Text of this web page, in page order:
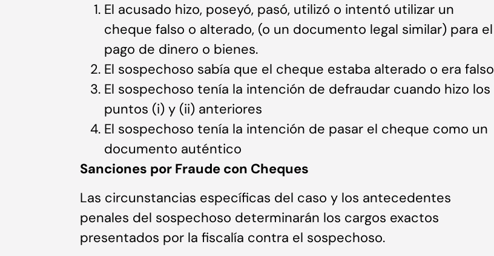
El acusado hizo, poseyó, pasó, utilizó o intentó utilizar un
cheque falso o alterado, (o un documento legal similar) para el
pago de dinero o bienes.
El sospechoso sabía que el cheque estaba alterado o era falso
El sospechoso tenía la intención de defraudar cuando hizo los
puntos (i) y (ii) anteriores
El sospechoso tenía la intención de pasar el cheque como un
documento auténtico
Sanciones por Fraude con Cheques
Las circunstancias específicas del caso y los antecedentes
penales del sospechoso determinarán los cargos exactos
presentados por la fiscalía contra el sospechoso.